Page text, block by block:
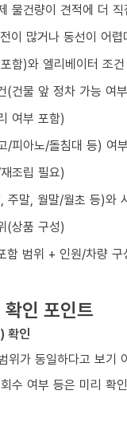
물건량이 견적에 더 직
이 많거나 동선이 어
함)와 엘리베이터 조건
(건물 앞 정차 가능 여
여부 포함)
/피아노/돌침대 등) 여부
조립 필요)
주말, 월말/월초 등)와
(상품 구성)
함 범위 + 인원/차량
인 포인트
확인
위가 동일하다고 보기
수 여부 등은 미리 확